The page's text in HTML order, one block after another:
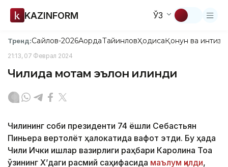
KAZINFORM ЎЗ
Тренд:Сайлов-2026АқордаТайинловҲодисаҚонун ва
21:13, 07 Феврал 2024
Чилида мотам эълон қилинди
Чилининг собиқ президенти 74 ёшли Себастьян
Пиньера вертолёт ҳалокатида вафот этди. Бу ҳақда
Чили Ички ишлар вазирлиги раҳбари Каролина Тоа
ўзининг X’даги расмий саҳифасида маълум қилди,